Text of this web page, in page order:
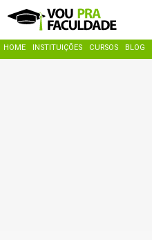
HOME INSTITUIÇÕES CURSOS BLOG